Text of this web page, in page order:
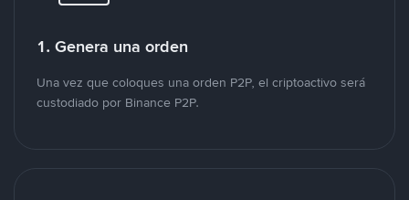
1. Genera una orden
Una vez que coloques una orden P2P, el criptoactivo será
custodiado por Binance P2P.